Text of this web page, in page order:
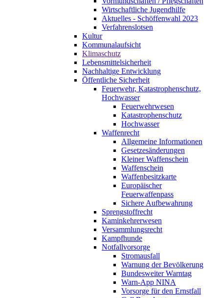
Wirtschaftliche Jugendhilfe
Aktuelles - Schöffenwahl 2023
Verfahrenslotsen
Kultur
Kommunalaufsicht
Klimaschutz
Lebensmittelsicherheit
Nachhaltige Entwicklung
Öffentliche Sicherheit
Feuerwehr, Katastrophenschutz,
Hochwasser
Feuerwehrwesen
Katastrophenschutz
Hochwasser
Waffenrecht
Allgemeine Informationen
Gesetzesänderungen
Kleiner Waffenschein
Waffenschein
Waffenbesitzkarte
Europäischer
Feuerwaffenpass
Sichere Aufbewahrung
Sprengstoffrecht
Kaminkehrerwesen
Versammlungsrecht
Kampfhunde
Notfallvorsorge
Stromausfall
Warnung der Bevölkerung
Bundesweiter Warntag
Warn-App NINA
Vorsorge für den Ernstfall